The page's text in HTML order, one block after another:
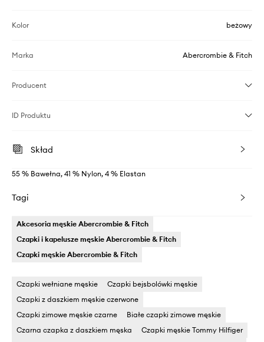
Kolor beżowy
Marka Abercrombie & Fitch
Producent
ID Produktu
Skład
55 % Bawełna, 41 % Nylon, 4 % Elastan
Tagi
Akcesoria męskie Abercrombie & Fitch
Czapki i kapelusze męskie Abercrombie & Fitch
Czapki męskie Abercrombie & Fitch
Czapki wełniane męskie
Czapki bejsbolówki męskie
Czapki z daszkiem męskie czerwone
Czapki zimowe męskie czarne
Białe czapki zimowe męskie
Czarna czapka z daszkiem męska
Czapki męskie Tommy Hilfiger